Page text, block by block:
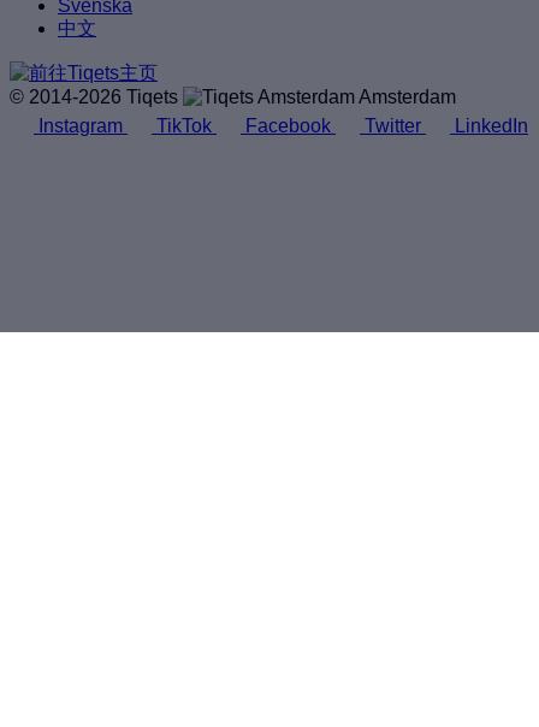
Svenska
中文
© 2014-2026 Tiqets
Amsterdam
Instagram
TikTok Facebook Twitter LinkedIn